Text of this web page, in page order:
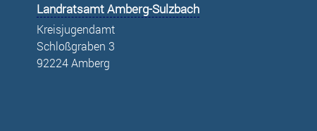
Landratsamt Amberg-Sulzbach
Kreisjugendamt
Schloßgraben 3
92224 Amberg